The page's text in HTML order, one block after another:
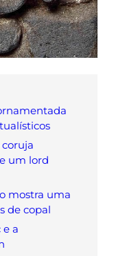
um lord
mostra uma
de copal
a